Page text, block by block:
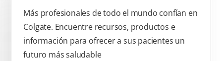
Más profesionales de todo el mundo confían en
Colgate. Encuentre recursos, productos e
información para ofrecer a sus pacientes un
futuro más saludable